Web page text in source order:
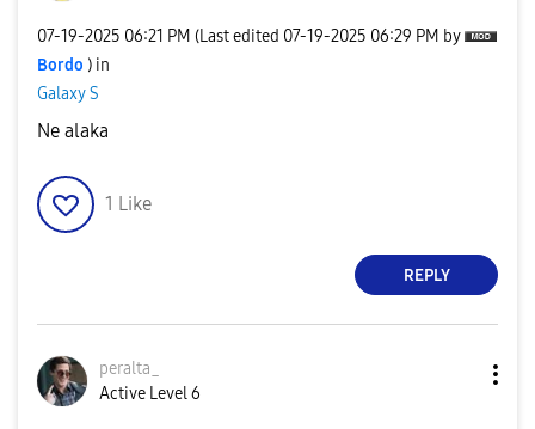
‎07-19-2025 06:21 PM (Last edited ‎07-19-2025 06:29 PM by
Bordo ) in
Galaxy S
Ne alaka
1 Like
REPLY
peralta_
Active Level 6